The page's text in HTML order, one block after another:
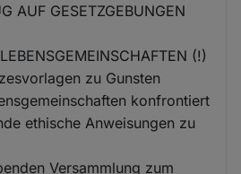
AUF GESETZGEBUNGEN
(!)
zu Gunsten
konfrontiert
ethische Anweisungen zu
Versammlung zum